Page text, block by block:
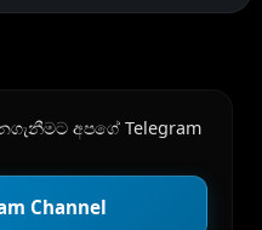
අපගේ Telegram
Channel